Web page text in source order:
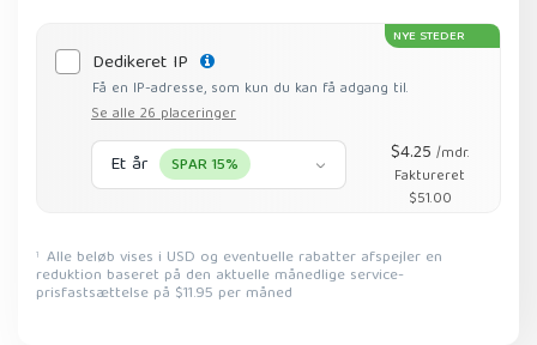
NYE STEDER
Dedikeret IP
Få en IP-adresse, som kun du kan få adgang til.
Se alle 26 placeringer
Et år SPAR 15% $4.25 /mdr.
Faktureret
$51.00
1 Alle beløb vises i USD og eventuelle rabatter afspejler en
reduktion baseret på den aktuelle månedlige service-
prisfastsættelse på $11.95 per måned